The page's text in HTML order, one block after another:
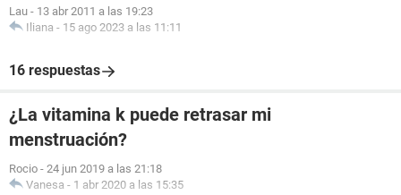
Lau - 13 abr 2011 a las 19:23
Iliana - 15 ago 2023 a las 11:11
16 respuestas
¿La vitamina k puede retrasar mi
menstruación?
Rocio - 24 jun 2019 a las 21:18
Vanesa - 1 abr 2020 a las 15:35